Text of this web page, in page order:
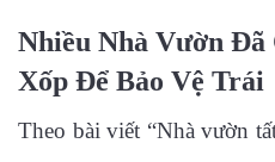
Nhiều Nhà Vườn Đã
Xốp Để Bảo Vệ Trái
Theo bài viết “Nhà vườn